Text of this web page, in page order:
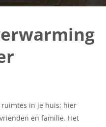
ruimtes in je huis; hier
en familie. Het